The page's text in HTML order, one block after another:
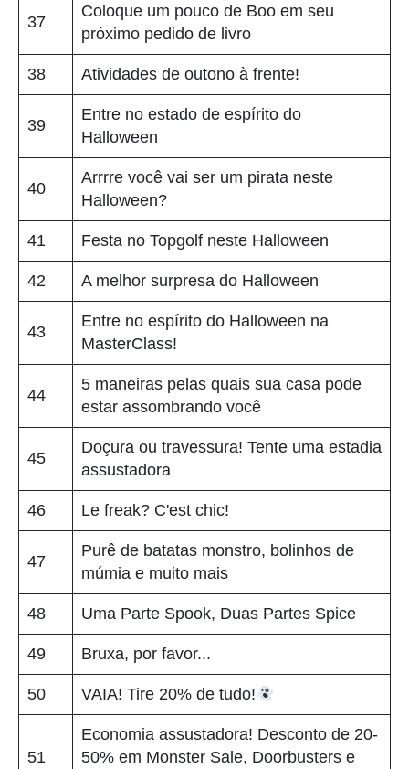
37
Coloque um pouco de Boo em seu
próximo pedido de livro
38 Atividades de outono à frente!
39
Entre no estado de espírito do
Halloween
40
Arrrre você vai ser um pirata neste
Halloween?
41 Festa no Topgolf neste Halloween
42 A melhor surpresa do Halloween
43
Entre no espírito do Halloween na
MasterClass!
44
5 maneiras pelas quais sua casa pode
estar assombrando você
45
Doçura ou travessura! Tente uma estadia
assustadora
46 Le freak? C'est chic!
47
Purê de batatas monstro, bolinhos de
múmia e muito mais
48 Uma Parte Spook, Duas Partes Spice
49 Bruxa, por favor...
50 VAIA! Tire 20% de tudo!
51
Economia assustadora! Desconto de 20-
50% em Monster Sale, Doorbusters e